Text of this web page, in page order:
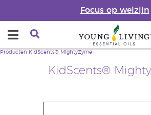
Focus op welzijn
KidScents®
Producten KidScents® MightyZyme